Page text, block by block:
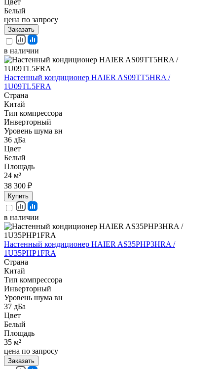
Цвет
Белый
цена по запросу
Заказать
в наличии
Настенный кондиционер HAIER AS09TT5HRA /
1U09TL5FRA
Страна
Китай
Тип компрессора
Инверторный
Уровень шума вн
36 дБа
Цвет
Белый
Площадь
24 м²
38 300 ₽
Купить
в наличии
Настенный кондиционер HAIER AS35PHP3HRA /
1U35PHP1FRA
Страна
Китай
Тип компрессора
Инверторный
Уровень шума вн
37 дБа
Цвет
Белый
Площадь
35 м²
цена по запросу
Заказать